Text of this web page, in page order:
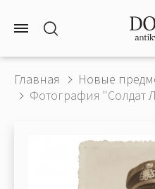
Главная
Новые
Фотография "Солдат